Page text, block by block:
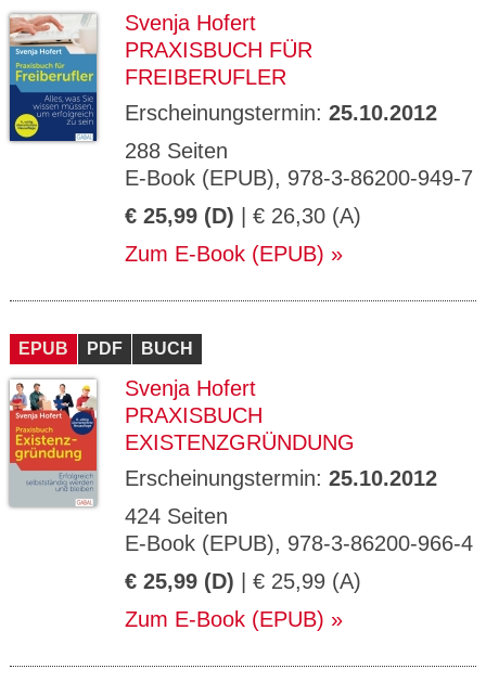
Svenja Hofert
PRAXISBUCH FÜR
FREIBERUFLER
Erscheinungstermin: 25.10.2012
288 Seiten
E-Book (EPUB), 978-3-86200-949-7
€ 25,99 (D) | € 26,30 (A)
Zum E-Book (EPUB)
EPUB PDF BUCH
Svenja Hofert
PRAXISBUCH
EXISTENZGRÜNDUNG
Erscheinungstermin: 25.10.2012
424 Seiten
E-Book (EPUB), 978-3-86200-966-4
€ 25,99 (D) | € 25,99 (A)
Zum E-Book (EPUB)